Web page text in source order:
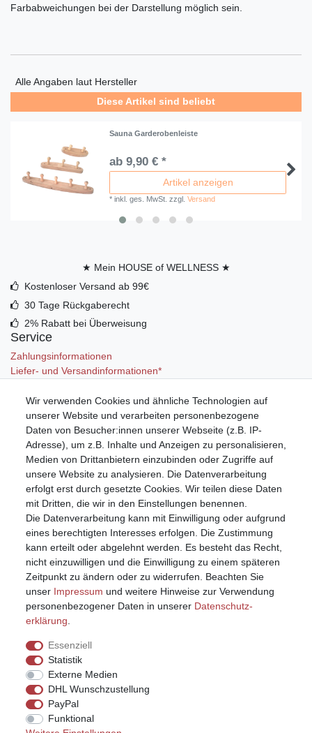
Farbabweichungen bei der Darstellung möglich sein.
Alle Angaben laut Hersteller
Diese Artikel sind beliebt
Sauna Garderobenleiste
ab 9,90 € *
Artikel anzeigen
*inkl. ges. MwSt. zzgl.Versand
★ Mein HOUSE of WELLNESS ★
Kostenloser Versand ab 99€
30 Tage Rückgaberecht
2% Rabatt bei Überweisung
Service
Zahlungsinformationen
Liefer- und Versandinformationen*
Mein Konto
Registrieren
Anmelden (Login)
Warenkorb
Wir verwenden Cookies und ähnliche Technologien auf
unserer Website und verarbeiten personenbezogene
Daten von Besucher:innen unserer Webseite (z.B. IP-
Adresse), um z.B. Inhalte und Anzeigen zu personalisieren,
Medien von Drittanbietern einzubinden oder Zugriffe auf
unsere Website zu analysieren. Die Datenverarbeitung
erfolgt erst durch gesetzte Cookies. Wir teilen diese Daten
mit Dritten, die wir in den Einstellungen benennen.
Die Datenverarbeitung kann mit Einwilligung oder aufgrund
eines berechtigten Interesses erfolgen. Die Zustimmung
kann erteilt oder abgelehnt werden. Es besteht das Recht,
nicht einzuwilligen und die Einwilligung zu einem späteren
Zeitpunkt zu ändern oder zu widerrufen. Beachten Sie
unser Impressum und weitere Hinweise zur Verwendung
personenbezogener Daten in unserer Daten­schutz­
erklärung
Essenziell
Statistik
Externe Medien
DHL Wunschzustellung
PayPal
Funktional